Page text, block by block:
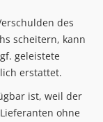
des
scheitern, kann
geleistete
erstattet.
ist, weil der
ohne